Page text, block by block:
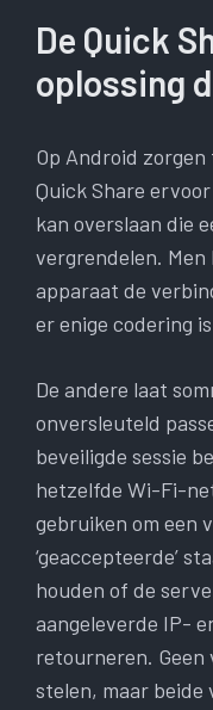
De Quick
oplossing
Op Android zorgen
Quick Share
kan overslaan die
vergrendelen.
apparaat de
er enige codering
De andere laat
onversleuteld
beveiligde sessie
hetzelfde Wi-Fi-
gebruiken om een
‘geaccepteerde’
houden of de
aangeleverde IP-
retourneren. Geen
stelen, maar beide